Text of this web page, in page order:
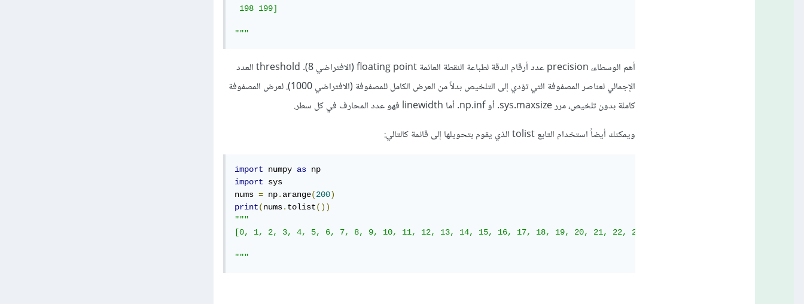
198 199]
"""
أهم الوسطاء، precision عدد أرقام الدقة لطباعة النقطة العائمة floating point (الافتراضي 8). threshold العدد
الإجمالي لعناصر المصفوفة التي تؤدي إلى التلخيص بدلاً من العرض الكامل للمصفوفة (الافتراضي 1000). لعرض المصفوفة
كاملة بدون تلخيص، مرر sys.maxsize. أو np.inf. أما linewidth فهو عدد المحارف في كل سطر.
ويمكنك أيضاً استخدام التابع tolist الذي يقوم بتحويلها إلى قائمة كالتالي:
import numpy as
import sys
nums = np. arange(200)
print(nums. tolist())
"""
[0, 1, 2, 3, 4, 5, 6, 7, 8, 9, 10, 11, 12, 13, 14, 15, 16, 17, 18, 19, 20, 21, 22, 23, 24, 25, 26, 27, 28, 29, 30, 31, 32,
"""